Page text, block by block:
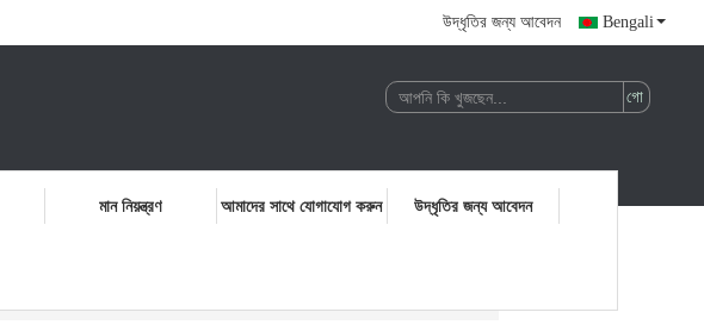
উদ্ধৃতির জন্য আবেদন Bengali
মান নিয়ন্ত্রণ আমাদের সাথে যোগাযোগ করুন উদ্ধৃতির জন্য আবেদন